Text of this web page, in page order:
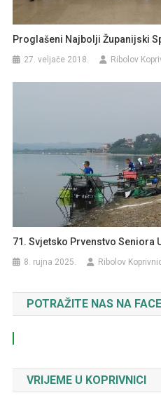
Proglašeni Najbolji Županijski
27. veljače 2018. Ribolov
71. Svjetsko Prvenstvo Seniora
8. rujna 2025. Ribolov
POTRAŽITE NAS NA
VRIJEME U KOPRIVNICI